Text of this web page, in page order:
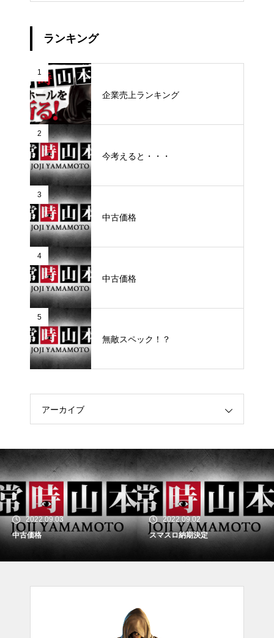
ランキング
1
企業売上ランキング
2
今考えると・・・
3
中古価格
4
中古価格
5
無敵スペック！？
アーカイブ
2022.09.03
中古価格
2022.09.02
スマスロ納期決定